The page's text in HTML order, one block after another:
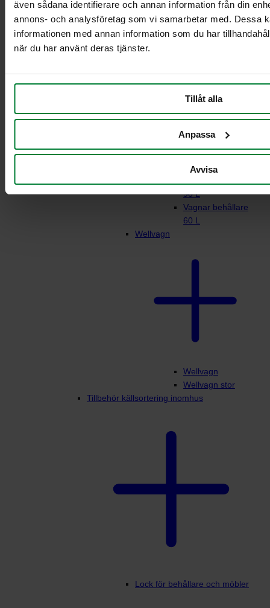
även sådana identifierare och annan information från din
annons- och analysföretag som vi samarbetar med. Dessa
informationen med annan information som du har
när du har använt deras tjänster.
Tillåt alla
Anpassa
Avvisa
Vagn 21-29L
behållare
Vagn 2 x 21-29L
behållare
x 60L
Vagnar behållare
90 L
90 L
Vagnar behållare
60 L
Wellvagn
Wellvagn
Wellvagn stor
Tillbehör källsortering inomhus
Lock för behållare och möbler